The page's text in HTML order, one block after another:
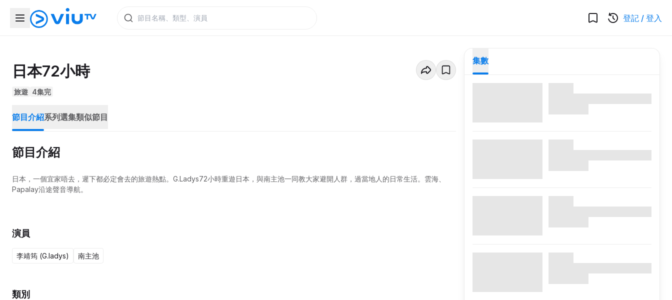
登記 / 登入
日本72小時
旅遊 4集完
節目介紹系列選集類似節目
節目介紹
日本，一個宜家唔去，遲下都必定會去的旅遊熱點。G.Ladys72小時重遊日本，與南主池一同教大家避開人群，過當地人的日常生活。雲海、
Papalay沿途聲音導航。
演員
李靖筠 (G.ladys) 南主池
類別
集數